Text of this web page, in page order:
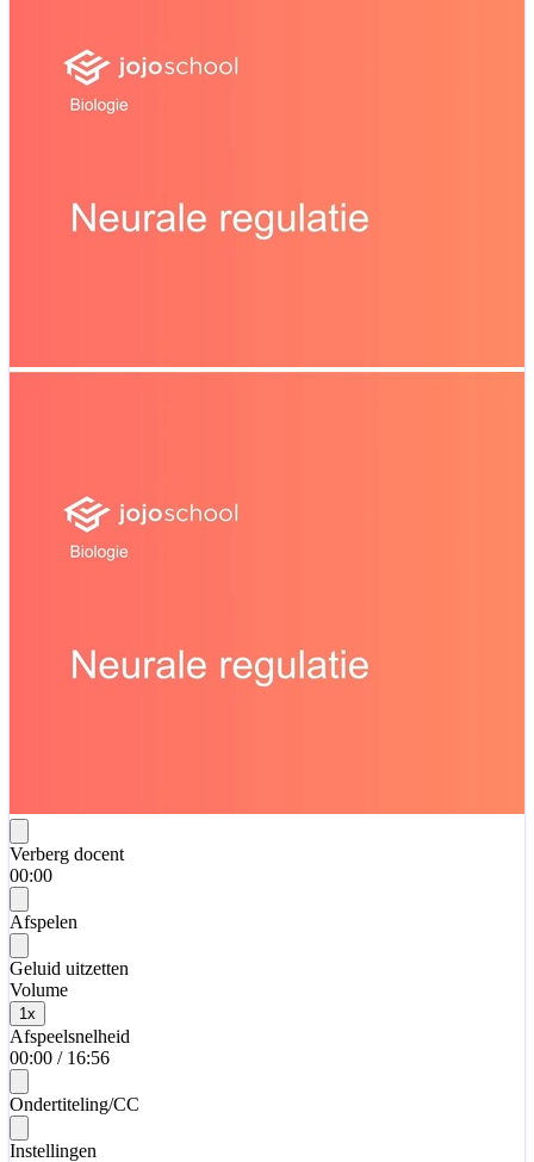
Verberg docent
00:00
Afspelen
Geluid uitzetten
Volume
1 x
Afspeelsnelheid
00:00 / 16:56
Ondertiteling/CC
Instellingen